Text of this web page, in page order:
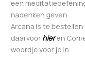
een
nadenken geven.
Arcana is te
daarvoor hieren
woordje voor je in.